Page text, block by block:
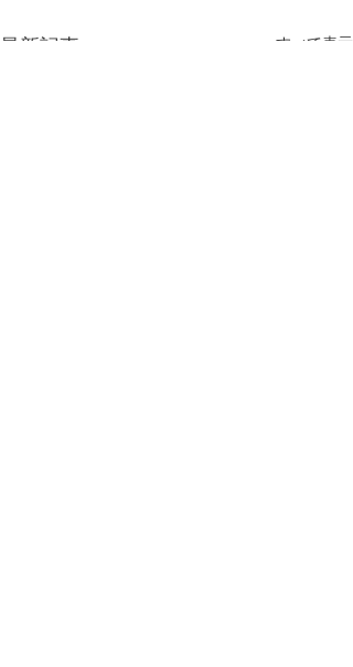
最新記事 すべて表示